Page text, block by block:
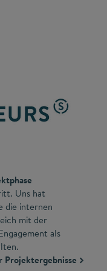
Uns hat
die internen
mit der
als
Projektergebnisse